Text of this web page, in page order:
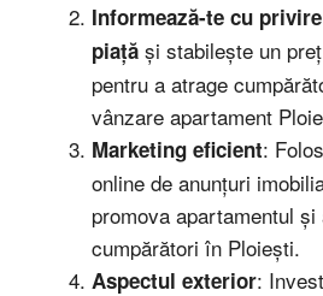
Informează-te cu
piațăși stabilește un
pentru a atrage
vânzare apartament
Marketing eficient:
online de anunțuri
promova apartamentul
cumpărători în Ploiești.
Aspectul exterior: